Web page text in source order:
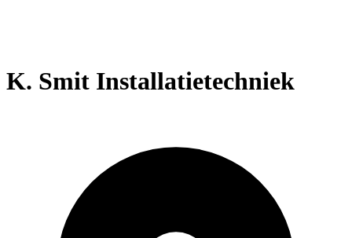
K. Smit Installatietechniek